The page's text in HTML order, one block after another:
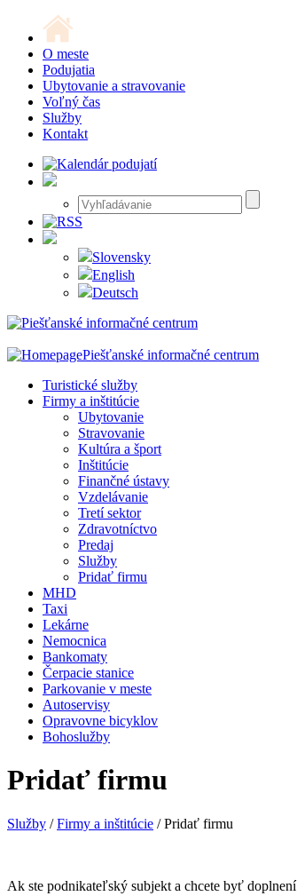
O meste
Podujatia
Ubytovanie a stravovanie
Voľný čas
Služby
Kontakt
Slovensky
English
Deutsch
Piešťanské informačné centrum
Turistické služby
Firmy a inštitúcie
Ubytovanie
Stravovanie
Kultúra a šport
Inštitúcie
Finančné ústavy
Vzdelávanie
Tretí sektor
Zdravotníctvo
Predaj
Služby
Pridať firmu
MHD
Taxi
Lekárne
Nemocnica
Bankomaty
Čerpacie stanice
Parkovanie v meste
Autoservisy
Opravovne bicyklov
Bohoslužby
Pridať firmu
Služby /Firmy a inštitúcie / Pridať firmu
Ak ste podnikateľský subjekt a chcete byť